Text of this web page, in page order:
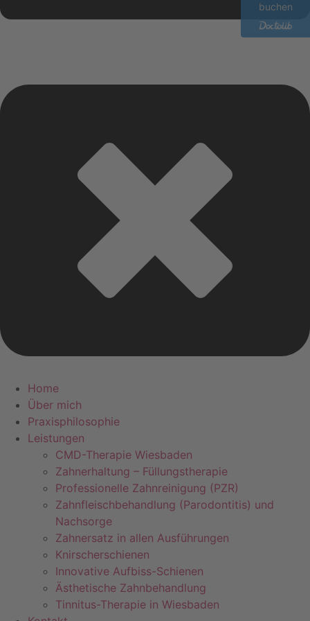
Home
Über mich
Praxisphilosophie
Leistungen
CMD-Therapie Wiesbaden
Zahnerhaltung – Füllungstherapie
Professionelle Zahnreinigung (PZR)
Zahnfleischbehandlung (Parodontitis) und
Nachsorge
Zahnersatz in allen Ausführungen
Knirscherschienen
Innovative Aufbiss-Schienen
Ästhetische Zahnbehandlung
Tinnitus-Therapie in Wiesbaden
buchen